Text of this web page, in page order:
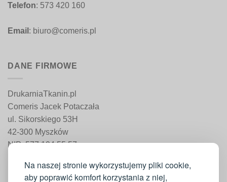
Na naszej stronie wykorzystujemy pliki cookie,
aby poprawić komfort korzystania z niej,
Telefon: 573 420 160
Email : biuro@comeris.pl
DANE FIRMOWE
DrukarniaTkanin.pl
Comeris Jacek Potaczała
ul. Sikorskiego 53H
42-300 Myszków
NIP: 577 194 55 57